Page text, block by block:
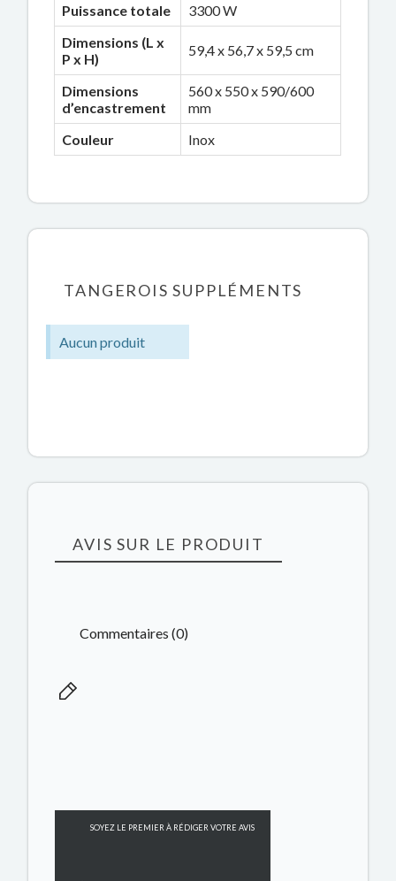
Puissance totale
3300 W
Dimensions (L x
P x H)
59,4 x 56,7 x 59,5 cm
Dimensions
d’encastrement
560 x 550 x 590/600
mm
Couleur
Inox
TANGEROIS SUPPLÉMENTS
Aucun produit
AVIS SUR LE PRODUIT
Commentaires (0)
SOYEZ LE PREMIER À RÉDIGER VOTRE AVIS